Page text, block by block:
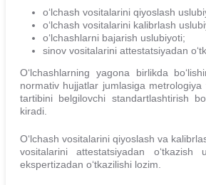
o‘lchash vositalarini qiyoslash
o‘lchash vositalarini kalibrlash
o‘lchashlarni bajarish uslubiyoti;
sinov vositalarini attestatsiyadan
O‘lchashlarning yagona birlikda
normativ hujjatlar jumlasiga metrologiya
tartibini belgilovchi standartlashtirish
kiradi.
O‘lchash vositalarini qiyoslash va
vositalarini attestatsiyadan o‘tkazish
ekspertizadan o‘tkazilishi lozim.